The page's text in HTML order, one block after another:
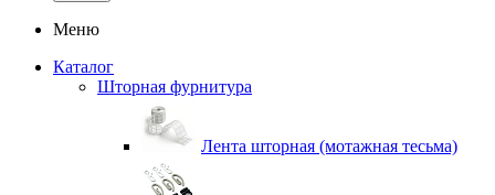
Меню
Каталог
Шторная фурнитура
Лента шторная (мотажная тесьма)